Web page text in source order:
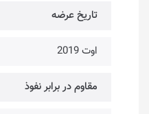
تاریخ عرضه
اوت 2019
مقاوم در برابر نفوذ